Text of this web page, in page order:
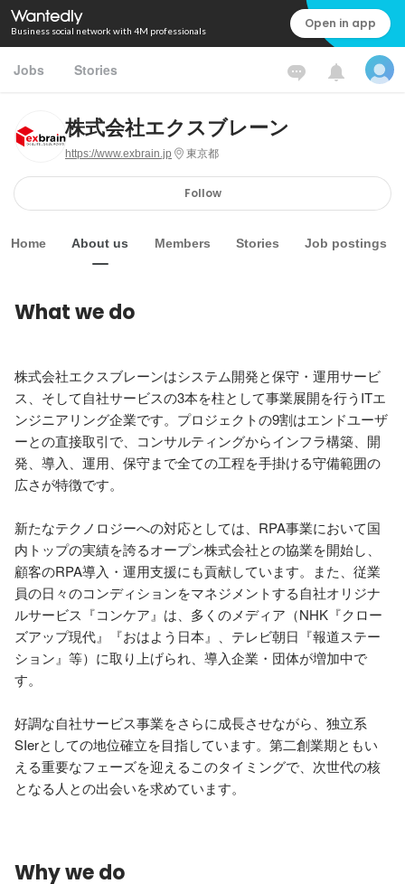
Business social network with 4M professionals Open in app
Jobs Stories
株式会社エクスブレーン
https://www.exbrain.jp 東京都
Follow
Home About us Members Stories Job postings
What we do
株式会社エクスブレーンはシステム開発と保守・運用サービ
ス、そして自社サービスの3本を柱として事業展開を行うITエ
ンジニアリング企業です。プロジェクトの9割はエンドユーザ
ーとの直接取引で、コンサルティングからインフラ構築、開
発、導入、運用、保守まで全ての工程を手掛ける守備範囲の
広さが特徴です。
新たなテクノロジーへの対応としては、RPA事業において国
内トップの実績を誇るオープン株式会社との協業を開始し、
顧客のRPA導入・運用支援にも貢献しています。また、従業
員の日々のコンディションをマネジメントする自社オリジナ
ルサービス『コンケア』は、多くのメディア（NHK『クロー
ズアップ現代』『おはよう日本』、テレビ朝日『報道ステー
ション』等）に取り上げられ、導入企業・団体が増加中で
す。
好調な自社サービス事業をさらに成長させながら、独立系
SIerとしての地位確立を目指しています。第二創業期ともい
える重要なフェーズを迎えるこのタイミングで、次世代の核
となる人との出会いを求めています。
Why we do